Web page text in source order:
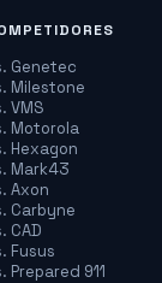
Genetec
Milestone
VMS
Motorola
Hexagon
Mark43
Axon
Carbyne
CAD
Fusus
Prepared 911